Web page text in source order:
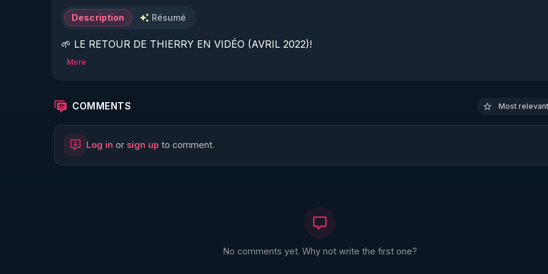
Description Résumé
🌱 LE RETOUR DE THIERRY EN VIDÉO (AVRIL 2022)!
🌱 LE MAGAZINE RÉGÉNÈRE
http://rgnr.li/ymag
More
COMMENTS Most
Log in or sign up to comment.
No comments yet. Why not write the first one?